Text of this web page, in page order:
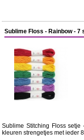
Sublime Floss - Rainbow -
Sublime Stitching Floss
kleuren strengetjes met ieder